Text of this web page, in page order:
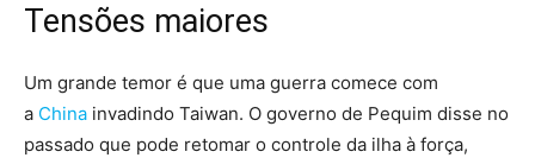
Tensões maiores
Um grande temor é que uma guerra comece com
a China invadindo Taiwan. O governo de Pequim disse no
passado que pode retomar o controle da ilha à força,